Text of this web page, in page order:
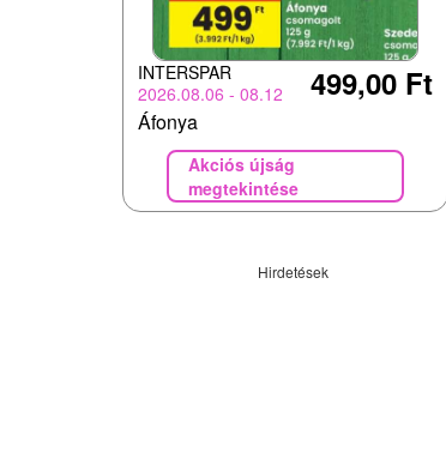
INTERSPAR
2026.08.06 - 08.12
499,00 Ft
Áfonya
Akciós újság
megtekintése
Hirdetések